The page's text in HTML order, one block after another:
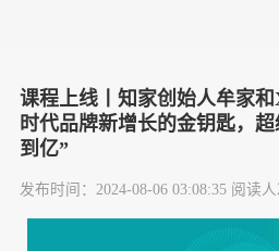
课程上线丨知家创始人牟
时代品牌新增长的金钥匙
到亿”